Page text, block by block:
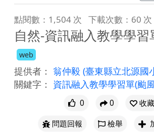
點閱數：1,504 次 下載次數：60 次
自然-資訊融入教學學習
web
提供者： 翁仲毅 (臺東縣立北源國
關鍵字： 資訊融入教學學習單(颱
0 0
收藏
問題回報
檢舉